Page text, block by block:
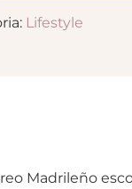
Lifestyle
Madrileño